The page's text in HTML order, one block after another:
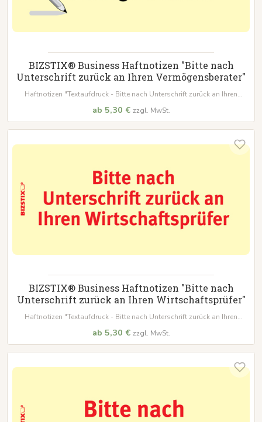
BIZSTIX® Business Haftnotizen "Bitte nach
Unterschrift zurück an Ihren Vermögensberater"
Haftnotizen "Textaufdruck - Bitte nach Unterschrift zurück an Ihren
ab 5,30 € zzgl. MwSt.
BIZSTIX® Business Haftnotizen "Bitte nach
Unterschrift zurück an Ihren Wirtschaftsprüfer"
Haftnotizen "Textaufdruck - Bitte nach Unterschrift zurück an Ihren
ab 5,30 € zzgl. MwSt.